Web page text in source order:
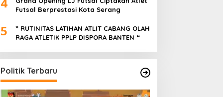
Futsal Berprestasi Kota Serang
5
” RUTINITAS LATIHAN ATLIT CABANG OLAH
RAGA ATLETIK PPLP DISPORA BANTEN “
Politik Terbaru